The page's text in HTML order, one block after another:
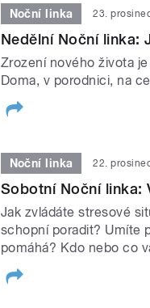
Noční linka 23.
Nedělní Noční linka:
Zrození nového života
Doma, v porodnici, na
Noční linka 22.
Sobotní Noční linka:
Jak zvládáte stresové
schopní poradit? Umíte
pomáhá? Kdo nebo co